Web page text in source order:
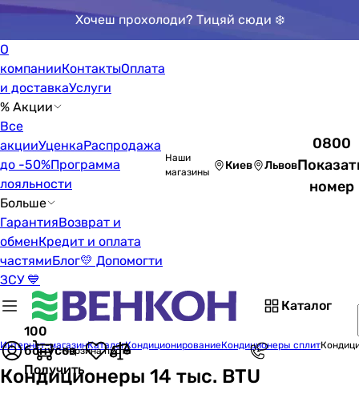
Хочеш прохолоди? Тицяй сюди ❄️
О
компанииКонтактыОплата
и доставкаУслуги
% Акции
Все
акцииУценкаРаспродажа
до -50%Программа
лояльности
Больше
ГарантияВозврат и
обменКредит и оплата
частямиБлог💛 Допомогти
ЗСУ 💙
Наши
магазины
Киев Львов
0800
номер
Каталог
100
бонусов
Получить
Корзина пуста
Интернет-магазинКаталогКондиционированиеКондиционеры сплит
Кондиционеры 14 тыс. BTU